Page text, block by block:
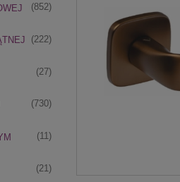
(852)
(222)
(27)
(730)
(11)
(21)